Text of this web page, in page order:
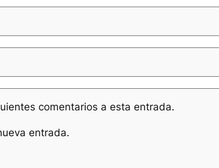
comentarios a esta entrada.
entrada.